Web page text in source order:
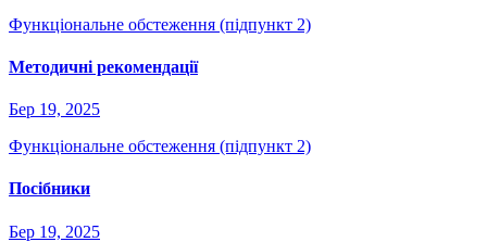
Функціональне обстеження (підпункт 2)
Методичні рекомендації
Бер 19, 2025
Функціональне обстеження (підпункт 2)
Посібники
Бер 19, 2025